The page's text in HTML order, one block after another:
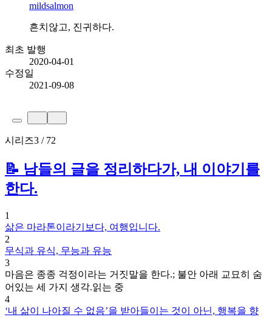
mildsalmon
흔치않고, 진귀하다.
최초 발행
2020-04-01
수정일
2021-09-08
시리즈3 / 72
📝 남들의 글을 정리하다가, 내 이야기를
한다.
1
삶은 마라톤이라기보다, 여행입니다.
2
무식과 유식, 무능과 유능
3
마음은 종종 걱정이라는 거짓말을 한다.; 불안 아래 교묘히 숨
어있는 세 가지 생각.읽는 중
4
‘내 삶이 나아질 수 없음’을 받아들이는 것이 아닌, 행복을 향